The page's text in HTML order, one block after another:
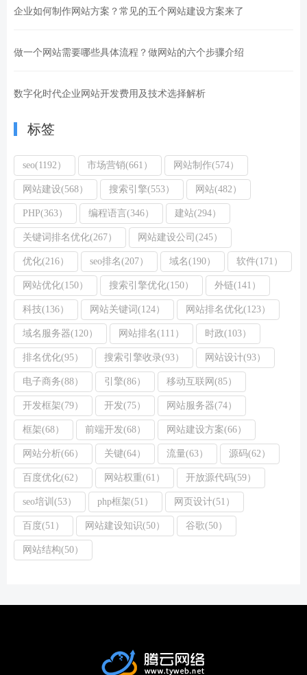
企业如何制作网站方案？常见的五个网站建设方案来了
做一个网站需要哪些具体流程？做网站的六个步骤介绍
数字化时代企业网站开发费用及技术选择解析
标签
seo(1192） 市场营销(661） 网站制作(574）
网站建设(568） 搜索引擎(553） 网站(482）
PHP(363） 编程语言(346） 建站(294）
关键词排名优化(267） 网站建设公司(245）
优化(216） seo排名(207） 域名(190） 软件(171）
网站优化(150） 搜索引擎优化(150） 外链(141）
科技(136） 网站关键词(124） 网站排名优化(123）
域名服务器(120） 网站排名(111） 时政(103）
排名优化(95） 搜索引擎收录(93） 网站设计(93）
电子商务(88） 引擎(86） 移动互联网(85）
开发框架(79） 开发(75） 网站服务器(74）
框架(68） 前端开发(68） 网站建设方案(66）
网站分析(66） 关键(64） 流量(63） 源码(62）
百度优化(62） 网站权重(61） 开放源代码(59）
seo培训(53） php框架(51） 网页设计(51）
百度(51） 网站建设知识(50） 谷歌(50）
网站结构(50）